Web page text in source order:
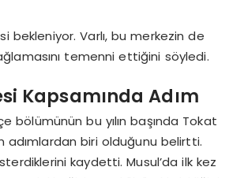
bekleniyor. Varlı, bu merkezin de
temenni ettiğini söyledi.
Kapsamında Adım
bölümünün bu yılın başında Tokat
adımlardan biri olduğunu belirtti.
kaydetti. Musul’da ilk kez